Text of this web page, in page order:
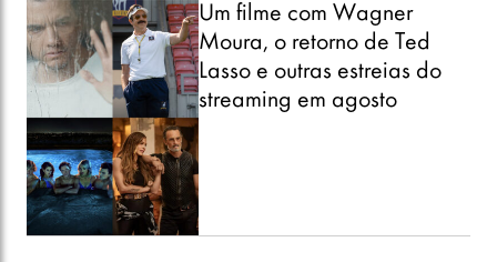
Um filme com Wagner
Moura, o retorno de Ted
Lasso e outras estreias do
streaming em agosto